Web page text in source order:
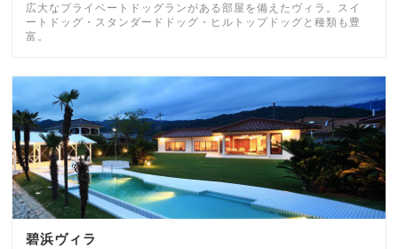
広大なプライベートドッグランがある部屋を備えたヴィラ。スイ
ートドッグ・スタンダードドッグ・ヒルトップドッグと種類も豊
富。
碧浜ヴィラ